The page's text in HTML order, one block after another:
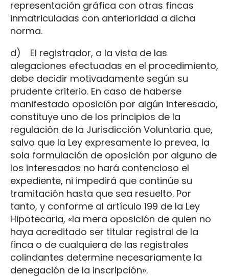
representación gráfica con otras fincas
inmatriculadas con anterioridad a dicha
norma.
d) El registrador, a la vista de las
alegaciones efectuadas en el procedimiento,
debe decidir motivadamente según su
prudente criterio. En caso de haberse
manifestado oposición por algún interesado,
constituye uno de los principios de la
regulación de la Jurisdicción Voluntaria que,
salvo que la Ley expresamente lo prevea, la
sola formulación de oposición por alguno de
los interesados no hará contencioso el
expediente, ni impedirá que continúe su
tramitación hasta que sea resuelto. Por
tanto, y conforme al artículo 199 de la Ley
Hipotecaria, «la mera oposición de quien no
haya acreditado ser titular registral de la
finca o de cualquiera de las registrales
colindantes determine necesariamente la
denegación de la inscripción».